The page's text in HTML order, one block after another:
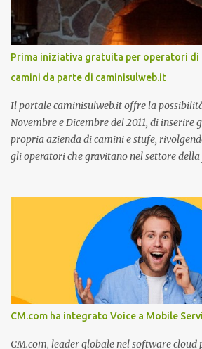
Customer care omnicanale: come
clienti ”. I punti che verranno affrontati
stato dell’arte e i punti di miglioramento,
comunicazione e quali utilizzare in ottica
previsioni da oggi al 2030 su come
c...
Prima iniziativa gratuita per operatori di
camini da parte di caminisulweb.it
Il portale caminisulweb.it offre la
Novembre e Dicembre del 2011, di inserire
propria azienda di camini e stufe,
gli operatori che gravitano nel settore
impianti di riscaldamento, stufe e camini, e
offre la registrazione gratuita a vantaggio
operanti nel settore. E’ possibile infatti
gratuitamente i propri dati aziendali,
(che verrà corretta, migliorata e modificata
redattori specializzati), immagini dei
di 5 servizi e prodotti specificandone uno o
aziende vengono ordinate all’interno delle
un algoritmo di ordina...
CM.com ha integrato Voice a Mobile
CM.com, leader globale nel software cloud